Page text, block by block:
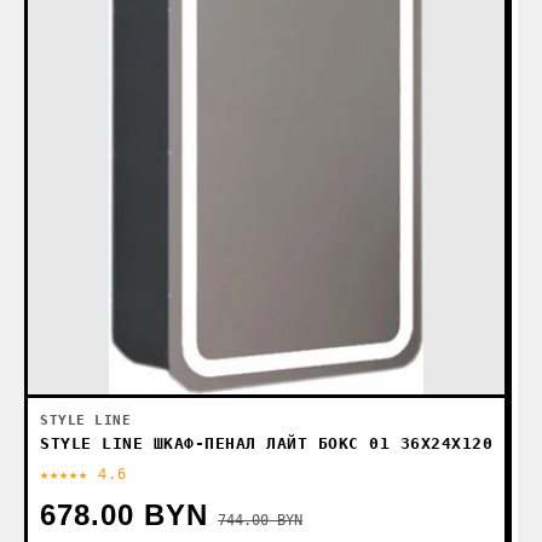
STYLE LINE
STYLE LINE ШКАФ-ПЕНАЛ ЛАЙТ БОКС 01 36X24X120
★★★★★ 4.6
678.00 BYN 744.00 BYN